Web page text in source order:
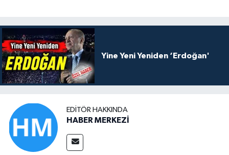
Yine Yeni Yeniden ‘Erdoğan'
EDITÖR HAKKINDA
HABER MERKEZİ